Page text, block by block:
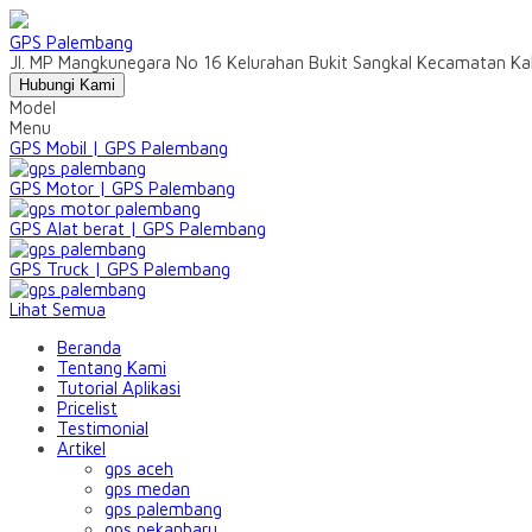
GPS Palembang
Jl. MP Mangkunegara No 16 Kelurahan Bukit Sangkal Kecamatan
Hubungi Kami
Model
Menu
GPS Mobil | GPS Palembang
GPS Motor | GPS Palembang
GPS Alat berat | GPS Palembang
GPS Truck | GPS Palembang
Lihat Semua
Beranda
Tentang Kami
Tutorial Aplikasi
Pricelist
Testimonial
Artikel
gps aceh
gps medan
gps palembang